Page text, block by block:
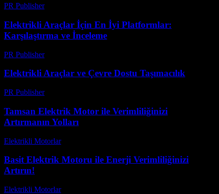
PR Publisher-
Elektrikli Araçlar İçin En İyi Platformlar:
Karşılaştırma ve İnceleme
PR Publisher-
Elektrikli Araçlar ve Çevre Dostu Taşımacılık
PR Publisher-
Tamsan Elektrik Motor ile Verimliliğinizi
Artırmanın Yolları
Elektrikli Motorlar-
Basit Elektrik Motoru ile Enerji Verimliliğinizi
Artırın!
Elektrikli Motorlar-